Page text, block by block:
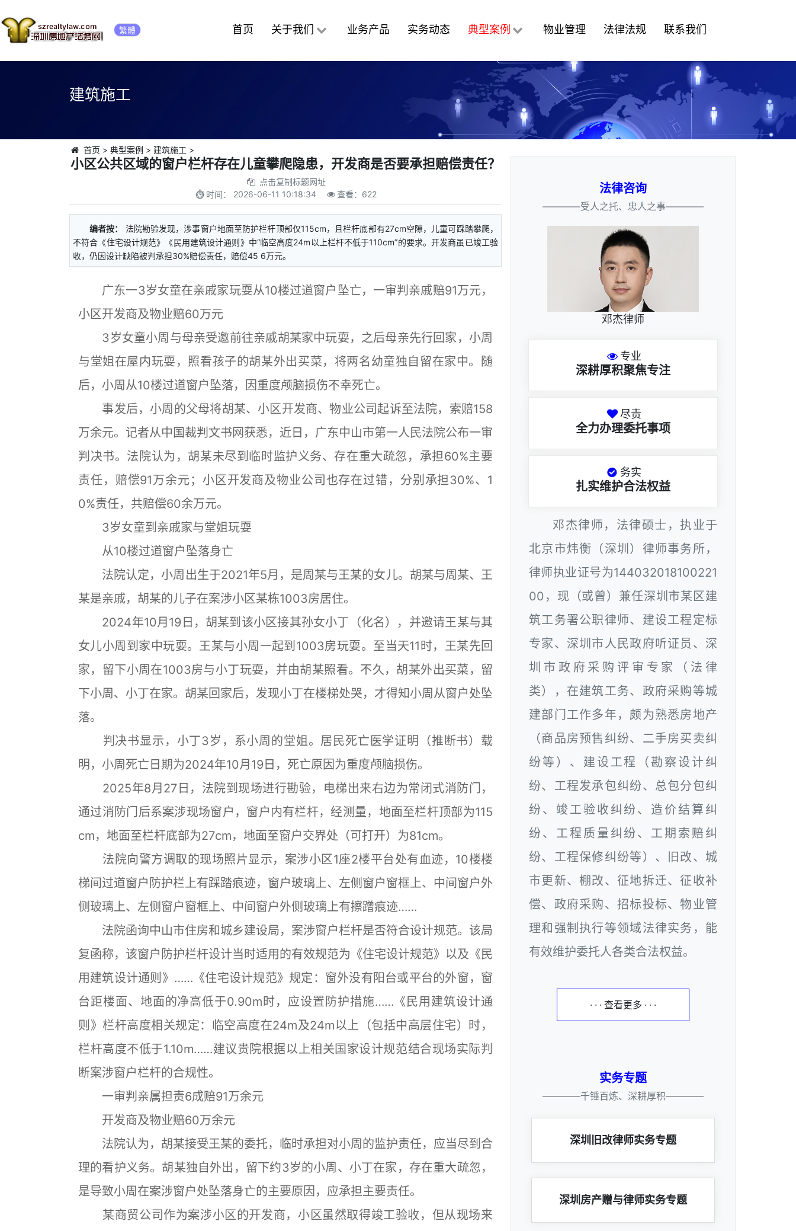
繁體 首页 关于我们 业务产品 实务动态 典型案例 物业管理 法律法规 联系我们
建筑施工
首页 > 典型案例 > 建筑施工 >
小区公共区域的窗户栏杆存在儿童攀爬隐患，开发商是否要承担赔偿责任？
点击复制标题网址
时间： 2026-06-11 10:18:34 查看： 622
编者按：
法院勘验发现，涉事窗户地面至防护栏杆顶部仅115cm，且栏杆底部有27cm空隙，儿童可踩踏攀爬，
不符合《住宅设计规范》《民用建筑设计通则》中“临空高度24m以上栏杆不低于110cm”的要求。开发商虽已竣工验
收，仍因设计缺陷被判承担30%赔偿责任，赔偿45 6万元。
广东一3岁女童在亲戚家玩耍从10楼过道窗户坠亡，一审判亲戚赔91万元，
小区开发商及物业赔60万元
3岁女童小周与母亲受邀前往亲戚胡某家中玩耍，之后母亲先行回家，小周
与堂姐在屋内玩耍，照看孩子的胡某外出买菜，将两名幼童独自留在家中。随
后，小周从10楼过道窗户坠落，因重度颅脑损伤不幸死亡。
事发后，小周的父母将胡某、小区开发商、物业公司起诉至法院，索赔158
万余元。记者从中国裁判文书网获悉，近日，广东中山市第一人民法院公布一审
判决书。法院认为，胡某未尽到临时监护义务、存在重大疏忽，承担60%主要
责任，赔偿91万余元；小区开发商及物业公司也存在过错，分别承担30%、1
0%责任，共赔偿60余万元。
3岁女童到亲戚家与堂姐玩耍
从10楼过道窗户坠落身亡
法院认定，小周出生于2021年5月，是周某与王某的女儿。胡某与周某、王
某是亲戚，胡某的儿子在案涉小区某栋1003房居住。
2024年10月19日，胡某到该小区接其孙女小丁（化名），并邀请王某与其
女儿小周到家中玩耍。王某与小周一起到1003房玩耍。至当天11时，王某先回
家，留下小周在1003房与小丁玩耍，并由胡某照看。不久，胡某外出买菜，留
下小周、小丁在家。胡某回家后，发现小丁在楼梯处哭，才得知小周从窗户处坠
落。
判决书显示，小丁3岁，系小周的堂姐。居民死亡医学证明（推断书）载
明，小周死亡日期为2024年10月19日，死亡原因为重度颅脑损伤。
2025年8月27日，法院到现场进行勘验，电梯出来右边为常闭式消防门，
通过消防门后系案涉现场窗户，窗户内有栏杆，经测量，地面至栏杆顶部为115
cm，地面至栏杆底部为27cm，地面至窗户交界处（可打开）为81cm。
法院向警方调取的现场照片显示，案涉小区1座2楼平台处有血迹，10楼楼
梯间过道窗户防护栏上有踩踏痕迹，窗户玻璃上、左侧窗户窗框上、中间窗户外
侧玻璃上、左侧窗户窗框上、中间窗户外侧玻璃上有擦蹭痕迹……
法院函询中山市住房和城乡建设局，案涉窗户栏杆是否符合设计规范。该局
复函称，该窗户防护栏杆设计当时适用的有效规范为《住宅设计规范》以及《民
用建筑设计通则》……《住宅设计规范》规定：窗外没有阳台或平台的外窗，窗
台距楼面、地面的净高低于0.90m时，应设置防护措施……《民用建筑设计通
则》栏杆高度相关规定：临空高度在24m及24m以上（包括中高层住宅）时，
栏杆高度不低于1.10m……建议贵院根据以上相关国家设计规范结合现场实际判
断案涉窗户栏杆的合规性。
一审判亲属担责6成赔91万余元
开发商及物业赔60万余元
法院认为，胡某接受王某的委托，临时承担对小周的监护责任，应当尽到合
理的看护义务。胡某独自外出，留下约3岁的小周、小丁在家，存在重大疏忽，
是导致小周在案涉窗户处坠落身亡的主要原因，应承担主要责任。
某商贸公司作为案涉小区的开发商，小区虽然取得竣工验收，但从现场来
法律咨询
————受人之托、忠人之事————
邓杰律师
专业
深耕厚积聚焦专注
尽责
全力办理委托事项
务实
扎实维护合法权益
邓杰律师，法律硕士，执业于
北京市炜衡（深圳）律师事务所，
律师执业证号为144032018100221
00，现（或曾）兼任深圳市某区建
筑工务署公职律师、建设工程定标
专家、深圳市人民政府听证员、深
圳市政府采购评审专家（法律
类），在建筑工务、政府采购等城
建部门工作多年，颇为熟悉房地产
（商品房预售纠纷、二手房买卖纠
纷等）、建设工程（勘察设计纠
纷、工程发承包纠纷、总包分包纠
纷、竣工验收纠纷、造价结算纠
纷、工程质量纠纷、工期索赔纠
纷、工程保修纠纷等）、旧改、城
市更新、棚改、征地拆迁、征收补
偿、政府采购、招标投标、物业管
理和强制执行等领域法律实务，能
有效维护委托人各类合法权益。
· · · 查看更多 · · ·
实务专题
————千锤百炼、深耕厚积————
深圳旧改律师实务专题
深圳房产赠与律师实务专题